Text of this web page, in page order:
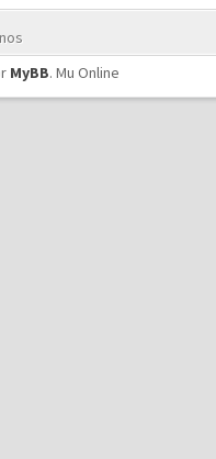
MyBB. Mu Online